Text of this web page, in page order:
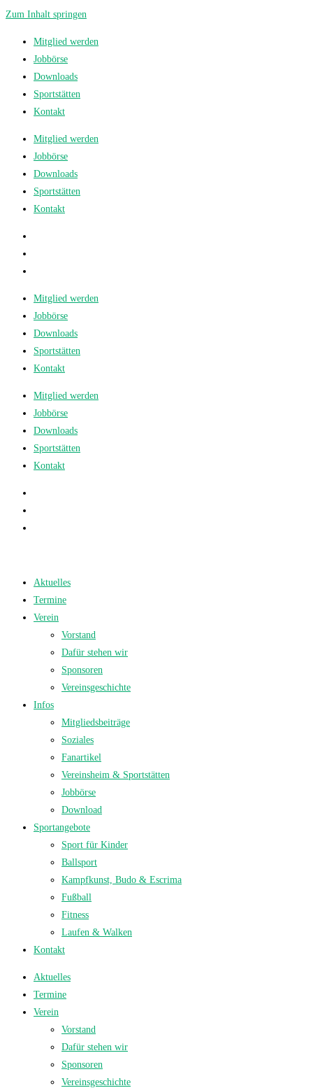
Zum Inhalt springen
Mitglied werden
Jobbörse
Downloads
Sportstätten
Kontakt
Mitglied werden
Jobbörse
Downloads
Sportstätten
Kontakt
Mitglied werden
Jobbörse
Downloads
Sportstätten
Kontakt
Mitglied werden
Jobbörse
Downloads
Sportstätten
Kontakt
Aktuelles
Termine
Verein
Vorstand
Dafür stehen wir
Sponsoren
Vereinsgeschichte
Infos
Mitgliedsbeiträge
Soziales
Fanartikel
Vereinsheim & Sportstätten
Jobbörse
Download
Sportangebote
Sport für Kinder
Ballsport
Kampfkunst, Budo & Escrima
Fußball
Fitness
Laufen & Walken
Kontakt
Aktuelles
Termine
Verein
Vorstand
Dafür stehen wir
Sponsoren
Vereinsgeschichte